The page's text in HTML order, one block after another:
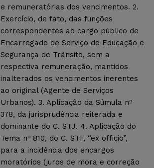
e remuneratórias dos vencimentos. 2.
Exercício, de fato, das funções
correspondentes ao cargo público de
Encarregado de Serviço de Educação e
Segurança de Trânsito, sem a
respectiva remuneração, mantidos
inalterados os vencimentos inerentes
ao original (Agente de Serviços
Urbanos). 3. Aplicação da Súmula nº
378, da jurisprudência reiterada e
dominante do C. STJ. 4. Aplicação do
Tema nº 810, do C. STF, “ex officio”,
para a incidência dos encargos
moratórios (juros de mora e correção